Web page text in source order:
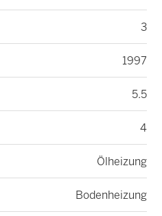
3
1997
5.5
4
Ölheizung
Bodenheizung